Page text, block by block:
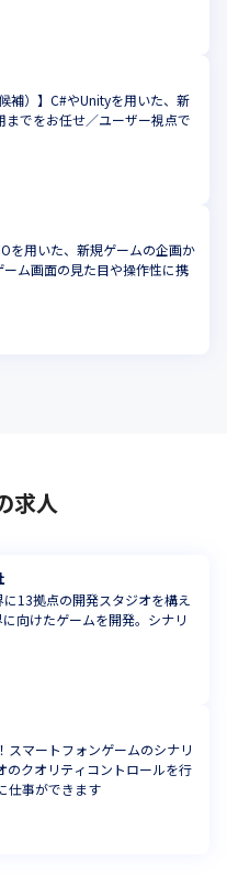
補）】C#やUnityを用いた、新
でをお任せ／ユーザー視点で
を用いた、新規ゲームの企画か
ム画面の見た目や操作性に携
求人
13拠点の開発スタジオを構え
向けたゲームを開発。シナリ
スマートフォンゲームのシナリ
のクオリティコントロールを行
仕事ができます